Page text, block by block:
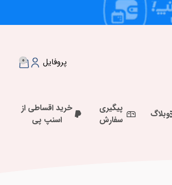
0 پروفایل
وبلاگ
پیگیری
سفارش
خرید اقساطی از
اسنپ پی